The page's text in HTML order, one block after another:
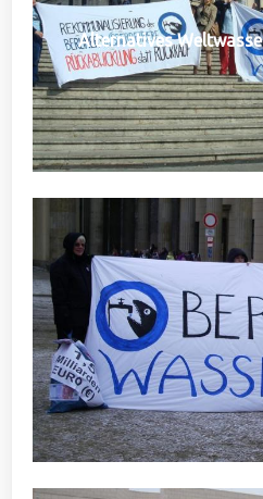
Alternatives